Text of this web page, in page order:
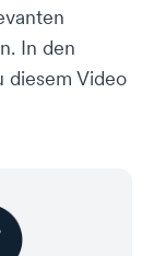
In den
diesem Video